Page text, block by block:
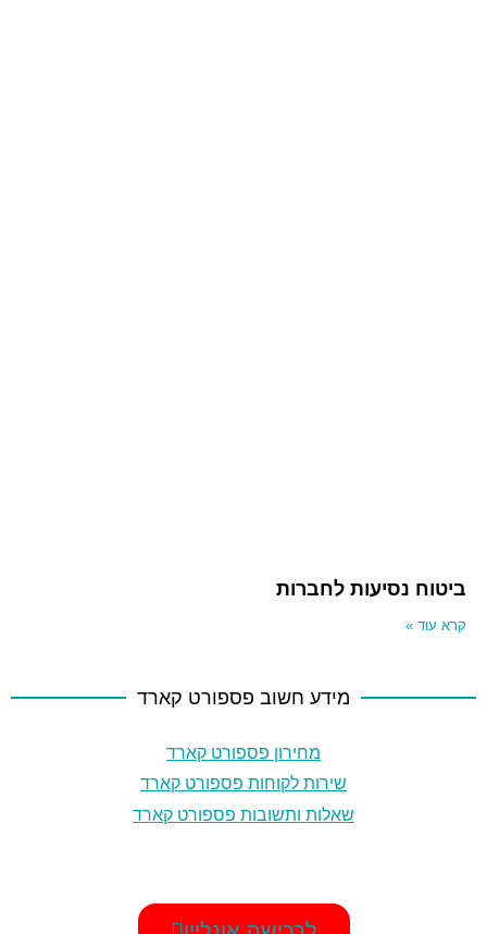
ביטוח נסיעות לחברות
קרא עוד »
מידע חשוב פספורט קארד
מחירון פספורט קארד
שירות לקוחות פספורט קארד
שאלות ותשובות פספורט קארד